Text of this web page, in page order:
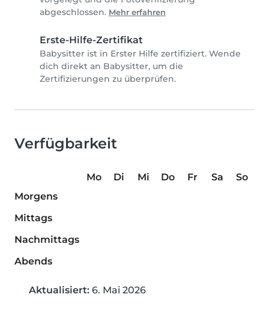
abgeschlossen. Mehr erfahren
Erste-Hilfe-Zertifikat
Babysitter ist in Erster Hilfe zertifiziert. Wende
dich direkt an Babysitter, um die
Zertifizierungen zu überprüfen.
Verfügbarkeit
Mo Di Mi Do Fr Sa
So
Morgens
Mittags
Nachmittags
Abends
Aktualisiert: 6. Mai 2026